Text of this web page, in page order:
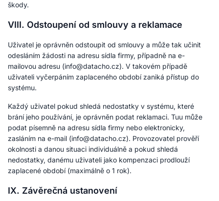
škody.
VIII. Odstoupení od smlouvy a reklamace
Uživatel je oprávněn odstoupit od smlouvy a může tak učinit
odesláním žádosti na adresu sídla firmy, případně na e-
mailovou adresu (info@datacho.cz). V takovém případě
uživateli vyčerpáním zaplaceného období zaniká přístup do
systému.
Každý uživatel pokud shledá nedostatky v systému, které
brání jeho používání, je oprávněn podat reklamaci. Tuu může
podat písemně na adresu sídla firmy nebo elektronicky,
zasláním na e-mail (info@datacho.cz). Provozovatel prověří
okolnosti a danou situaci individuálně a pokud shledá
nedostatky, danému uživateli jako kompenzaci prodlouží
zaplacené období (maximálně o 1 rok).
IX. Závěrečná ustanovení